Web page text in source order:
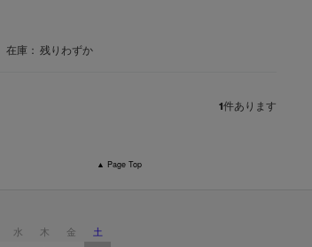
在庫： 残りわずか
1件あります
▲ Page Top
水 木 金
土